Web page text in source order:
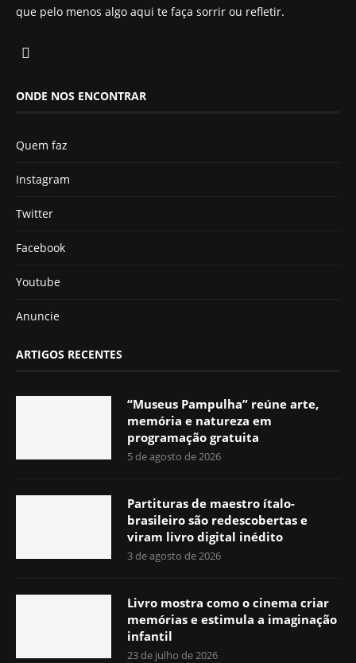
que pelo menos algo aqui te faça sorrir ou refletir.
ONDE NOS ENCONTRAR
Quem faz
Instagram
Twitter
Facebook
Youtube
Anuncie
ARTIGOS RECENTES
“Museus Pampulha” reúne arte,
memória e natureza em
programação gratuita
5 de agosto de 2026
Partituras de maestro ítalo-
brasileiro são redescobertas e
viram livro digital inédito
3 de agosto de 2026
Livro mostra como o cinema criar
memórias e estimula a imaginação
infantil
23 de julho de 2026